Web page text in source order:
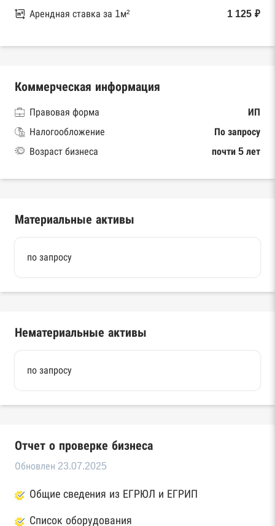
Арендная ставка за 1м²
1 125 ₽
Коммерческая информация
Правовая форма
ИП
Налогообложение
По запросу
Возраст бизнеса
почти 5 лет
Материальные активы
по запросу
Нематериальные активы
по запросу
Отчет о проверке бизнеса
Обновлен 23.07.2025
Общие сведения из ЕГРЮЛ и ЕГРИП
Список оборудования